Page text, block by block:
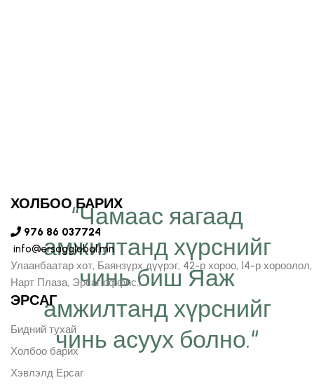
“Чамаас яагаад
амжилтанд хүрснийг
чинь биш Яаж
амжилтанд хүрснийг
чинь асуух болно.“
ХОЛБОО БАРИХ
976 86 037724
info@ersagglobal.mn
Улаанбаатар хот, Баянзүрх дүүрэг, 42-р хороо, 14-р
Нарт Плаза, Эрсаг оффис.;
ЭРСАГ
Бидний тухай
Холбоо барих
Хэвлэлд Ерсаг